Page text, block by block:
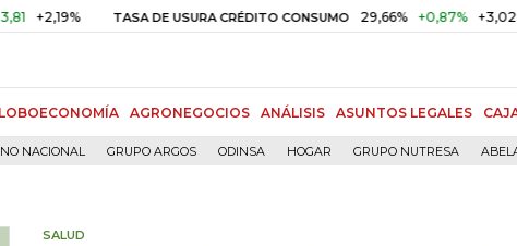
TASA DE USURA CRÉDITO CONSUMO 29,66% +0,87% +3,02% DTF
AGRONEGOCIOS ANÁLISIS ASUNTOS LEGALES
NACIONAL GRUPO ARGOS ODINSA HOGAR GRUPO NUTRESA
SALUD